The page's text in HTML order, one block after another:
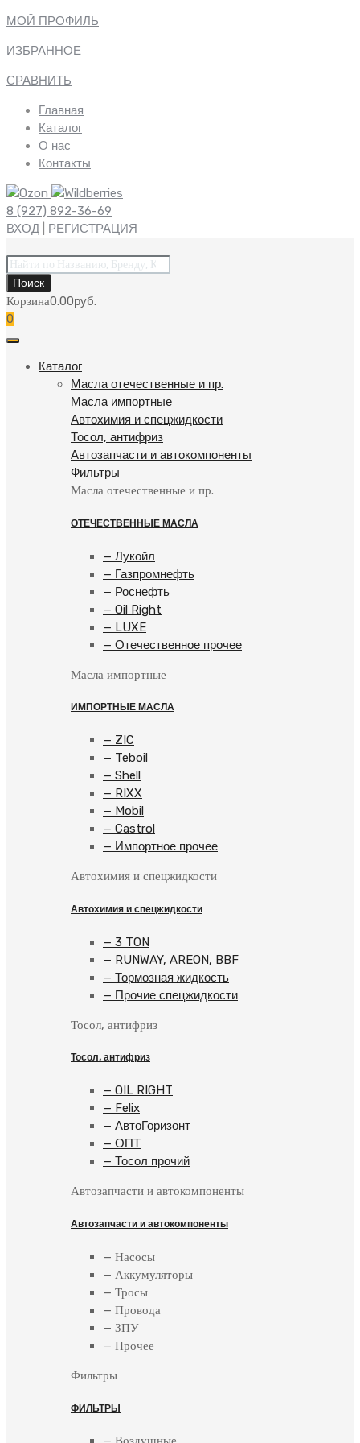
МОЙ ПРОФИЛЬ
ИЗБРАННОЕ
СРАВНИТЬ
Главная
Каталог
О нас
Контакты
8 (927) 892-36-69
ВХОД
РЕГИСТРАЦИЯ
Поиск
товаров
Поиск
Корзина0.00руб.
0
Каталог
Масла отечественные и пр.
Масла импортные
Автохимия и спецжидкости
Тосол, антифриз
Автозапчасти и автокомпоненты
Фильтры
Масла отечественные и пр.
ОТЕЧЕСТВЕННЫЕ МАСЛА
— Лукойл
— Газпромнефть
— Роснефть
— Oil Right
— LUXE
— Отечественное прочее
Масла импортные
ИМПОРТНЫЕ МАСЛА
— ZIC
— Teboil
— Shell
— RIXX
— Mobil
— Castrol
— Импортное прочее
Автохимия и спецжидкости
Автохимия и спецжидкости
— 3 TON
— RUNWAY, AREON, BBF
— Тормозная жидкость
— Прочие спецжидкости
Тосол, антифриз
Тосол, антифриз
— OIL RIGHT
— Felix
— АвтоГоризонт
— ОПТ
— Тосол прочий
Автозапчасти и автокомпоненты
Автозапчасти и автокомпоненты
— Насосы
— Аккумуляторы
— Тросы
— Провода
— ЗПУ
— Прочее
Фильтры
ФИЛЬТРЫ